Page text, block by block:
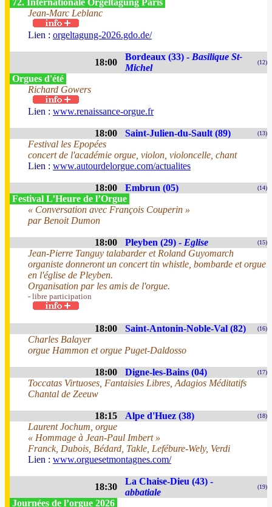
72. Internationale Orgeltagung Paris
Jean-Marc Leblanc
Lien : orgeltagung-2026.gdo.de/
18:00
Bordeaux (33) - Basilique St-
Michel
(12)
Orgues d'été
Richard Gowers
Lien : www.renaissance-orgue.fr
18:00 Saint-Julien-du-Sault (89) (13)
Festival les Epopées
concert de l'académie orgue, violon, violoncelle, chant
Lien : www.autourdelorgue.com/actualites
18:00 Embrun (05) (14)
Festival L’Heure de l’Orgue
« Conversation avec François Couperin »
par Benoit Dumon
18:00 Pleyben (29) - Eglise (15)
Jean-Pierre Tanguy talabarder et Roland Guyomarch
organiste donneront un concert tin whistle, bombarde et orgue
en l'église de Pleyben.
Organisation par les amis de l'orgue.
- libre participation
18:00 Saint-Antonin-Noble-Val (82) (16)
Charles Balayer
orgue Hammon et orgue Puget-Daldosso
18:00 Digne-les-Bains (04) (17)
Toccatas Virtuoses, Fantaisies Libres, Adagios Méditatifs
Chantal de Zeeuw
18:15 Alpe d'Huez (38) (18)
Laurent Jochum, orgue
« Hommage à Jean-Paul Imbert »
Franck, Dubois, Bédard, Takle, Lefébure-Wely, Verdi
Lien : www.orguesetmontagnes.com/
18:30
La Chaise-Dieu (43) -
abbatiale
(19)
Journées de l’orgue 2026